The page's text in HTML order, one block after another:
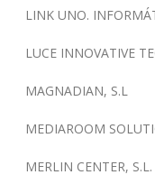
LINK UNO.
LUCE INNOVATIVE
MAGNADIAN, S.L
MEDIAROOM
MERLIN CENTER, S.L.